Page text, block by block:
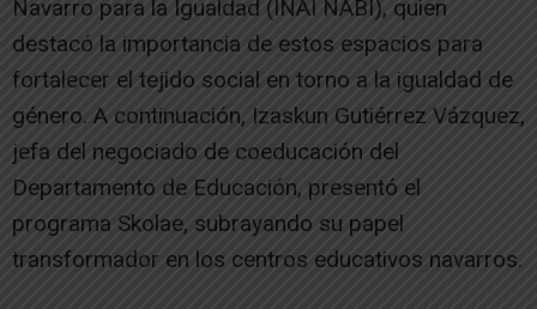
Navarro para la Igualdad (INAI NABI), quien
destacó la importancia de estos espacios para
fortalecer el tejido social en torno a la igualdad de
género. A continuación, Izaskun Gutiérrez Vázquez,
jefa del negociado de coeducación del
Departamento de Educación, presentó el
programa Skolae, subrayando su papel
transformador en los centros educativos navarros.